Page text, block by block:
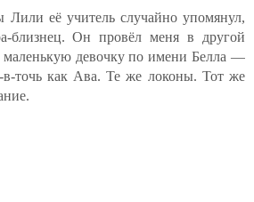
её учитель случайно упомянул,
близнец. Он провёл меня в другой
маленькую девочку по имени Белла —
в-точь как Ава. Те же локоны. Тот же